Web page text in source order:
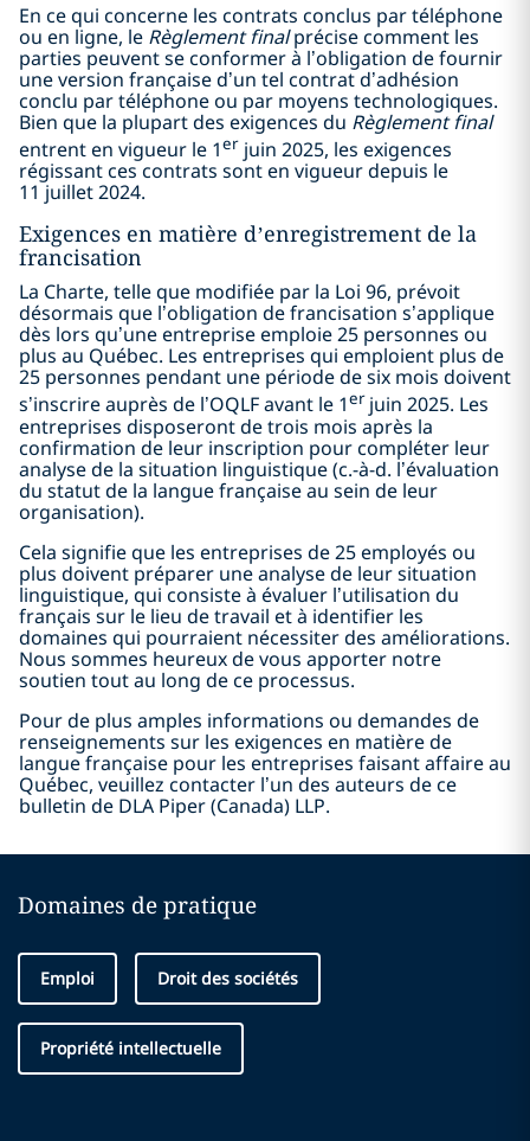
En ce qui concerne les contrats conclus par téléphone
ou en ligne, le Règlement finalprécise comment les
parties peuvent se conformer à l’obligation de fournir
une version française d’un tel contrat d’adhésion
conclu par téléphone ou par moyens technologiques.
Bien que la plupart des exigences du Règlement final
entrent en vigueur le 1er juin 2025, les exigences
régissant ces contrats sont en vigueur depuis le
11 juillet 2024.
Exigences en matière d’enregistrement de la
francisation
La Charte, telle que modifiée par la Loi 96, prévoit
désormais que l’obligation de francisation s’applique
dès lors qu’une entreprise emploie 25 personnes ou
plus au Québec. Les entreprises qui emploient plus de
25 personnes pendant une période de six mois doivent
s’inscrire auprès de l’OQLF avant le 1er juin 2025. Les
entreprises disposeront de trois mois après la
confirmation de leur inscription pour compléter leur
analyse de la situation linguistique (c.-à-d. l’évaluation
du statut de la langue française au sein de leur
organisation).
Cela signifie que les entreprises de 25 employés ou
plus doivent préparer une analyse de leur situation
linguistique, qui consiste à évaluer l’utilisation du
français sur le lieu de travail et à identifier les
domaines qui pourraient nécessiter des améliorations.
Nous sommes heureux de vous apporter notre
soutien tout au long de ce processus.
Pour de plus amples informations ou demandes de
renseignements sur les exigences en matière de
langue française pour les entreprises faisant affaire au
Québec, veuillez contacter l’un des auteurs de ce
bulletin de DLA Piper (Canada) LLP.
Domaines de pratique
Emploi Droit des sociétés
Propriété intellectuelle